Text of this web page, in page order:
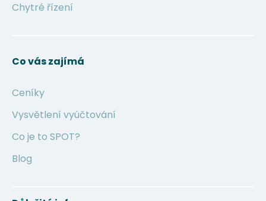
Chytré řízení
Co vás zajímá
Ceníky
Vysvětlení vyúčtování
Co je to SPOT?
Blog